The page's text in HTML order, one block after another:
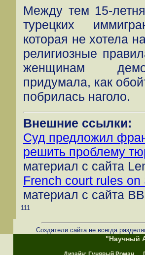
Между тем 15-
турецких
которая не хотела
религиозные
женщинам
придумала, как
побрилась наголо.
Внешние ссылки:
Суд предложил
решить проблему
материал с сайта
French court rules
материал с сайта
111
Создатели сайта не всегда
"Научный